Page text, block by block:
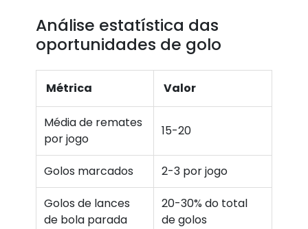
Análise estatística das
oportunidades de golo
Métrica Valor
Média de remates
por jogo
15-20
Golos marcados 2-3 por jogo
Golos de lances
de bola parada
20-30% do total
de golos